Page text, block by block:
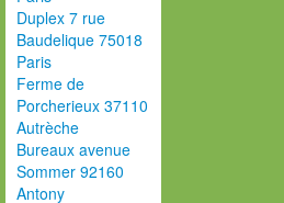
Duplex 7 rue
Baudelique 75018
Paris
Ferme de
Porcherieux 37110
Autrèche
Bureaux avenue
Sommer 92160
Antony